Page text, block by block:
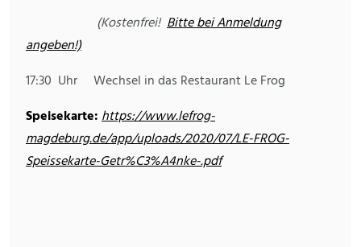
(Kostenfrei! Bitte bei Anmeldung
angeben!)
17:30 Uhr Wechsel in das Restaurant Le Frog
Speisekarte:https://www.lefrog-
magdeburg.de/app/uploads/2020/07/LE-FROG-
Speissekarte-Getr%C3%A4nke-.pdf